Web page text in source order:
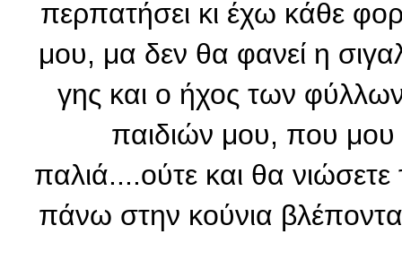
περπατήσει κι έχω κάθε
μου, μα δεν θα φανεί η
γης και ο ήχος των
παιδιών μου, που μου
παλιά....ούτε και θα
πάνω στην κούνια